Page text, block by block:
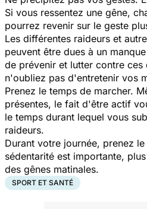
Si vous ressentez une gêne,
pourrez revenir sur le geste
Les différentes raideurs et
peuvent être dues à un
de prévenir et lutter contre ces
n'oubliez pas d'entretenir vos
Prenez le temps de marcher.
présentes, le fait d'être actif
le temps durant lequel vous
raideurs.
Durant votre journée, prenez
sédentarité est importante,
des gênes matinales.
SPORT ET SANTÉ